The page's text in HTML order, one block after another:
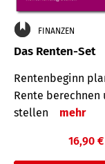
FINANZEN
Das Renten-Set
Rentenbeginn
Rente berechnen
stellen
mehr
16,90 €